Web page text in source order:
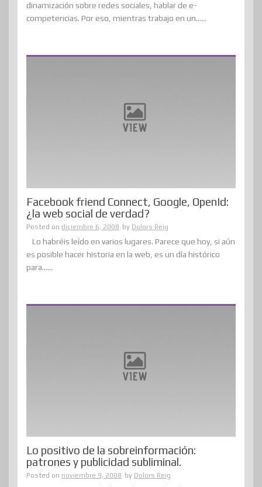
dinamización sobre redes sociales, hablar de e-
competencias. Por eso, mientras trabajo en un......
Facebook friend Connect, Google, OpenId:
¿la web social de verdad?
Posted on diciembre 6, 2008 by Dolors Reig
Lo habréis leído en varios lugares. Parece que hoy, si aún
es posible hacer historia en la web, es un día histórico
para......
Lo positivo de la sobreinformación:
patrones y publicidad subliminal.
Posted on noviembre 9, 2008 by Dolors Reig